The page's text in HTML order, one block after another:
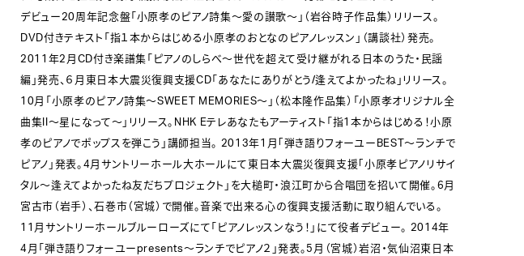
デビュー20周年記念盤「小原孝のピアノ詩集～愛の讃歌～」（岩谷時子作品集）リリース。
DVD付きテキスト「指１本からはじめる小原孝のおとなのピアノレッスン」（講談社）発売。
2011年2月CD付き楽譜集「ピアノのしらべ～世代を超えて受け継がれる日本のうた・民謡
編」発売、６月東日本大震災復興支援CD「あなたにありがとう/逢えてよかったね」リリース。
10月「小原孝のピアノ詩集～SWEET MEMORIES～」（松本隆作品集）「小原孝オリジナル全
曲集II～星になって～」リリース。NHK Eテレあなたもアーティスト「指1本からはじめる！小原
孝のピアノでポップスを弾こう」講師担当。 2013年1月｢弾き語りフォーユーBEST～ランチで
ピアノ｣発表。4月サントリーホール大ホールにて東日本大震災復興支援｢小原孝ピアノリサイ
タル～逢えてよかったね友だちプロジェクト」を大槌町・浪江町から合唱団を招いて開催。6月
宮古市（岩手）、石巻市（宮城）で開催。音楽で出来る心の復興支援活動に取り組んでいる。
11月サントリーホールブルーローズにて「ピアノレッスンなう！」にて役者デビュー。 2014年
4月「弾き語りフォーユーpresents～ランチでピアノ２」発表。5月（宮城）岩沼・気仙沼東日本